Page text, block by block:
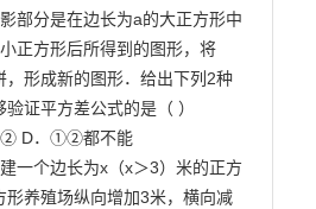
部分是在边长为a的大正方形中
正方形后所得到的图形，将
，形成新的图形．给出下列2种
证平方差公式的是（ ）
D．①②都不能
一个边长为x（x＞3）米的正方
形养殖场纵向增加3米，横向减